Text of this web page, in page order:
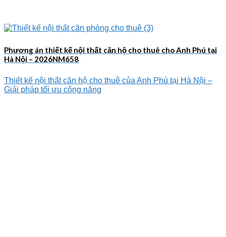
Phương án thiết kế nội thất căn hộ cho thuê cho Anh Phú tại
Hà Nội – 2026NM658
Thiết kế nội thất căn hộ cho thuê của Anh Phú tại Hà Nội –
Giải pháp tối ưu công năng